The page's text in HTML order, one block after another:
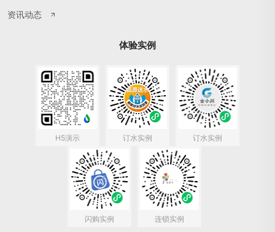
资讯动态
体验实例
H5演示 订水实例 订水实例
闪购实例 连锁实例